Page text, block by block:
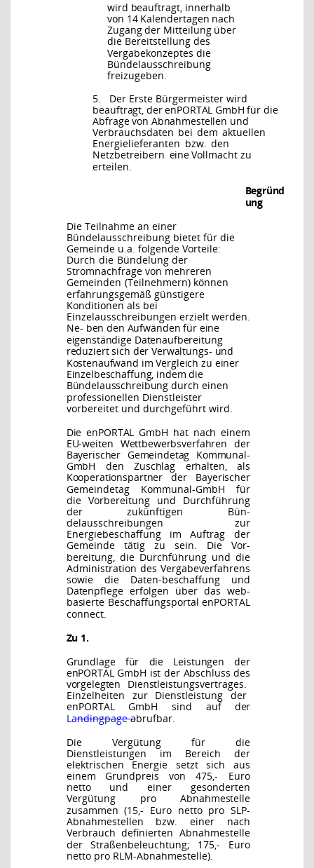
wird beauftragt, innerhalb
von 14 Kalendertagen nach
Zugang der Mitteilung über
die Bereitstellung des
Vergabekonzeptes die
Bündelausschreibung
freizugeben.
5.
Der Erste Bürgermeister wird
beauftragt, der enPORTAL GmbH für die
Abfrage von Abnahmestellen und
Verbrauchsdaten bei dem aktuellen
Energielieferanten bzw. den
Netzbetreibern eine Vollmacht zu
erteilen.
Begründ
ung
Die Teilnahme an einer
Bündelausschreibung bietet für die
Gemeinde u.a. folgende Vorteile:
Durch die Bündelung der
Stromnachfrage von mehreren
Gemeinden (Teilnehmern) können
erfahrungsgemäß günstigere
Konditionen als bei
Einzelausschreibungen erzielt werden.
Ne- ben den Aufwänden für eine
eigenständige Datenaufbereitung
reduziert sich der Verwaltungs- und
Kostenaufwand im Vergleich zu einer
Einzelbeschaffung, indem die
Bündelausschreibung durch einen
professionellen Dienstleister
vorbereitet und durchgeführt wird.
Die enPORTAL GmbH hat nach einem
EU-weiten Wettbewerbsverfahren der
Bayerischer Gemeindetag Kommunal-
GmbH den Zuschlag erhalten, als
Kooperationspartner der Bayerischer
Gemeindetag Kommunal-GmbH für
die Vorbereitung und Durchführung
der zukünftigen Bün-
delausschreibungen zur
Energiebeschaffung im Auftrag der
Gemeinde tätig zu sein. Die Vor-
bereitung, die Durchführung und die
Administration des Vergabeverfahrens
sowie die Daten-beschaffung und
Datenpflege erfolgen über das web-
basierte Beschaffungsportal enPORTAL
connect.
Zu 1.
Grundlage für die Leistungen der
enPORTAL GmbH ist der Abschluss des
vorgelegten Dienstleistungsvertrages.
Einzelheiten
zur Dienstleistung der
enPORTAL
GmbH sind auf
der
Landingpageabrufbar.
Die Vergütung für die
Dienstleistungen im Bereich der
elektrischen Energie setzt sich aus
einem Grundpreis
von 475,-
Euro
netto
und einer
gesonderten
Vergütung
pro
Abnahmestelle
zusammen (15,- Euro netto pro SLP-
Abnahmestellen bzw. einer nach
Verbrauch definierten Abnahmestelle
der Straßenbeleuchtung; 175,- Euro
netto pro RLM-Abnahmestelle).